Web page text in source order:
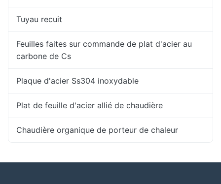
Tuyau recuit
Feuilles faites sur commande de plat d'acier au
carbone de Cs
Plaque d'acier Ss304 inoxydable
Plat de feuille d'acier allié de chaudière
Chaudière organique de porteur de chaleur